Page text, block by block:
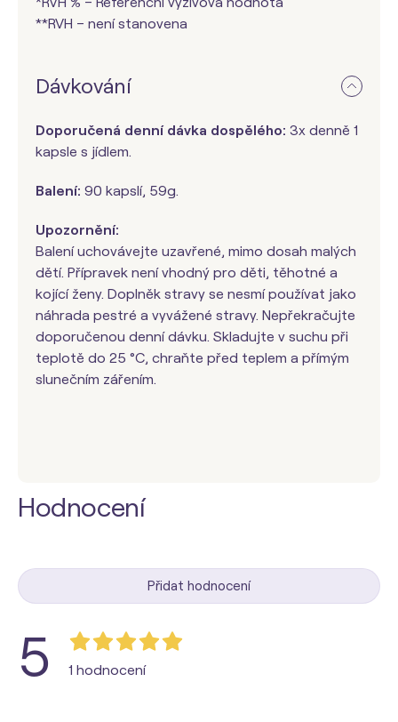
**RVH – není stanovena
Dávkování
Doporučená denní dávka dospělého: 3x denně 1
kapsle s jídlem.
Balení: 90 kapslí, 59g.
Upozornění:
Balení uchovávejte uzavřené, mimo dosah malých
dětí. Přípravek není vhodný pro děti, těhotné a
kojící ženy. Doplněk stravy se nesmí používat jako
náhrada pestré a vyvážené stravy. Nepřekračujte
doporučenou denní dávku. Skladujte v suchu při
teplotě do 25 °C, chraňte před teplem a přímým
slunečním zářením.
Hodnocení
Přidat hodnocení
5 1 hodnocení